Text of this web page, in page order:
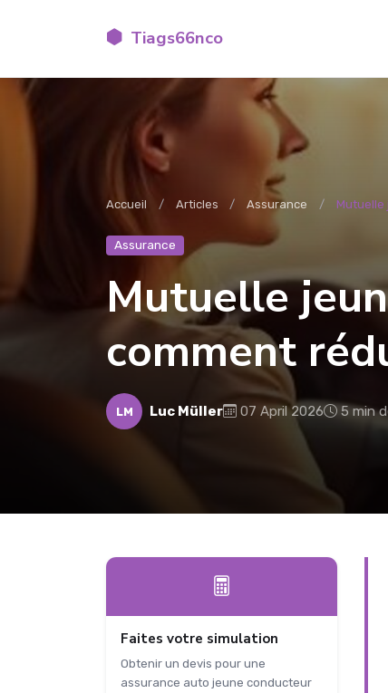
Tiags66nco
Accueil Articles Assurance Mutuelle
Assurance
Mutuelle
comment
LM Luc Müller 07 April 2026 5 min
Faites votre simulation
Obtenir un devis pour une
assurance auto jeune conducteur